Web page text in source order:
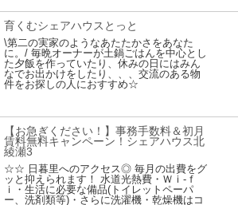
育くむシェアハウスとっと
\第二の実家のようなあたたかさをあなた
に。/ 毎晩オーナーが土鍋ごはんを中心とし
た夕飯を作っていたり、休みの日にはみん
なでお出かけをしたり、、、交流のある物
件をお探しの人におすすめ☆
【お急ぎください！】事務手数料＆初月
賃料無料キャンペーン！シェアハウス北
綾瀬3
☆☆ 日暮里へのアクセス◎ 毎月の出費をグ
ッと抑えられます！ 水道光熱費・Ｗｉ-ｆ
ｉ・生活に必要な備品(トイレットペーパ
ー、洗剤類等)・さらに洗濯機・乾燥機はコ